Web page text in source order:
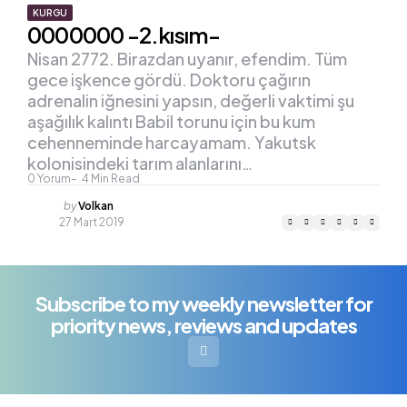
KURGU
0000000 -2.kısım-
0 Yorum 4 Min Read
Nisan 2772. Birazdan uyanır, efendim. Tüm
gece işkence gördü. Doktoru çağırın
adrenalin iğnesini yapsın, değerli vaktimi şu
aşağılık kalıntı Babil torunu için bu kum
cehenneminde harcayamam. Yakutsk
kolonisindeki tarım alanlarını…
Posted
by
byVolkan
27 Mart 2019
Subscribe to my weekly newsletter for
priority news, reviews and updates